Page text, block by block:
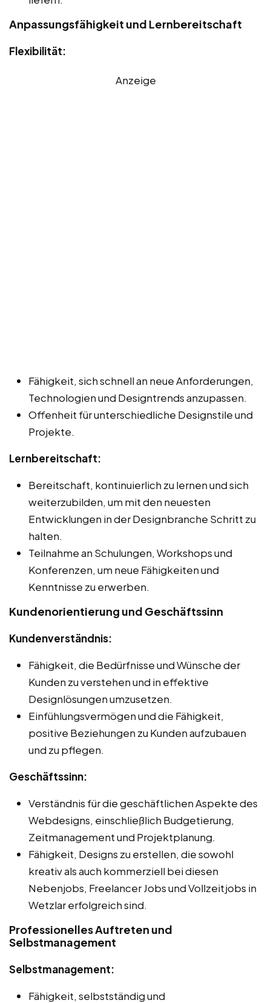
Anpassungsfähigkeit und Lernbereitschaft
Flexibilität:
Anzeige
Fähigkeit, sich schnell an neue Anforderungen,
Technologien und Designtrends anzupassen.
Offenheit für unterschiedliche Designstile und
Projekte.
Lernbereitschaft:
Bereitschaft, kontinuierlich zu lernen und sich
weiterzubilden, um mit den neuesten
Entwicklungen in der Designbranche Schritt zu
halten.
Teilnahme an Schulungen, Workshops und
Konferenzen, um neue Fähigkeiten und
Kenntnisse zu erwerben.
Kundenorientierung und Geschäftssinn
Kundenverständnis:
Fähigkeit, die Bedürfnisse und Wünsche der
Kunden zu verstehen und in effektive
Designlösungen umzusetzen.
Einfühlungsvermögen und die Fähigkeit,
positive Beziehungen zu Kunden aufzubauen
und zu pflegen.
Geschäftssinn:
Verständnis für die geschäftlichen Aspekte des
Webdesigns, einschließlich Budgetierung,
Zeitmanagement und Projektplanung.
Fähigkeit, Designs zu erstellen, die sowohl
kreativ als auch kommerziell bei diesen
Nebenjobs, Freelancer Jobs und Vollzeitjobs in
Wetzlar erfolgreich sind.
Professionelles Auftreten und
Selbstmanagement
Selbstmanagement:
Fähigkeit, selbstständig und